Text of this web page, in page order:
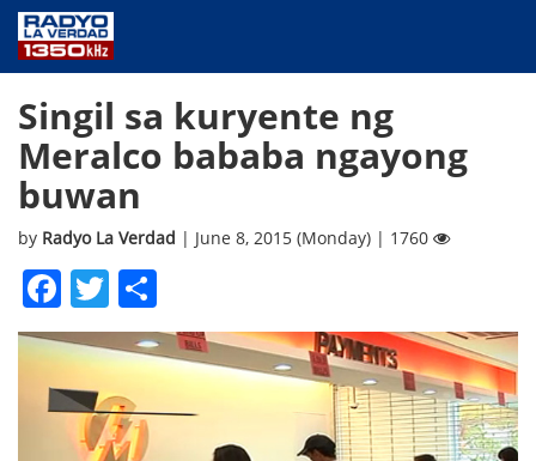
PUBLIC SERVICE
ANNOUNCEMENTS
PROGRAMS
ABOUT
Singil sa kuryente ng
Meralco bababa ngayong
buwan
by Radyo La Verdad | June 8, 2015 (Monday) | 1760
Facebook
Twitter